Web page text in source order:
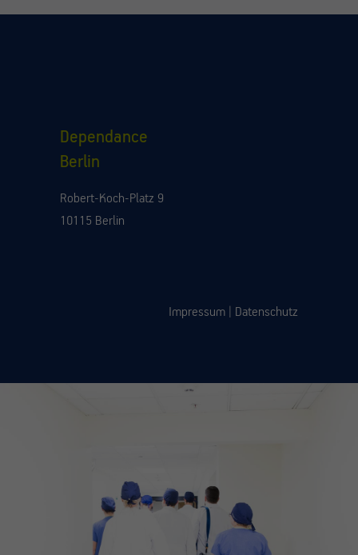
Dependance
Berlin
Robert-Koch-Platz 9
10115 Berlin
Impressum Datenschutz